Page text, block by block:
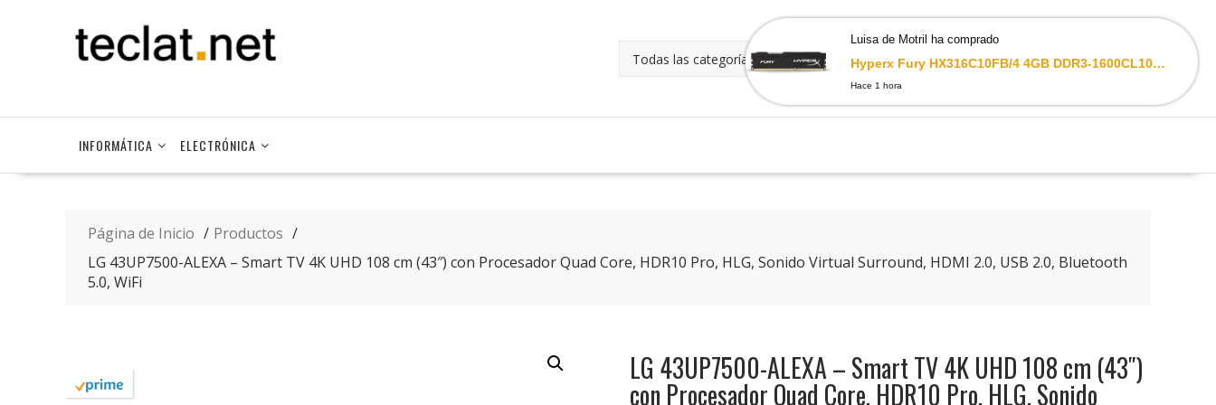
0
INFORMÁTICA ELECTRÓNICA
Página de Inicio
Productos
LG 43UP7500-ALEXA – Smart TV 4K UHD 108 cm (43″) con Procesador Quad Core, HDR10 Pro, HLG, Sonido Virtual Surround, HDMI 2.0, USB 2.0, Bluetooth
5.0, WiFi
LG 43UP7500-ALEXA – Smart TV 4K UHD 108 cm (43″)
con Procesador Quad Core, HDR10 Pro, HLG, Sonido
Luisa de Motril ha comprado
Hyperx Fury HX316C10FB/4 4GB DDR3-1600CL10 240-Pin DIMM Modulo Negro
Hace 1 hora